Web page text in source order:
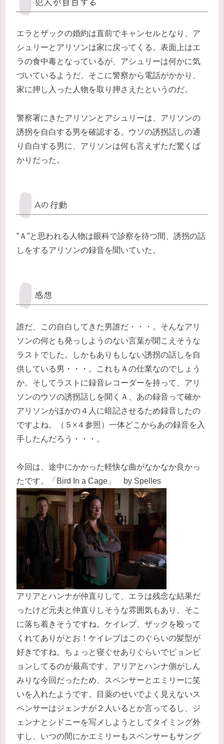
エラとザックの婚約は直前でキャンセルとなり、ア
シュリーとアリソンは家に戻ってくる。表面上はエ
ラの食中毒となっているが、アシュリーは何かに気
づいているようだ。そこに警察から電話がかかり、
家に押し入った人物を取り押さえたというのだ。
警察署にきたアリソンとアシュリーは、アリソンの
誘拐を自白する男を確認する。ウソの誘拐話しの通
り自白する男に、アリソンは何も言えずただ驚くば
かりだった。
Aの行動
”Ａ”と思われる人物は眼科で診察を待つ間、誘拐の話
しをするアリソンの録音を聞いていた。
感想
誰だ、この自白してきた男誰だ・・・。そんなアリ
ソンの何とも発っしようのない言葉が聞こえそうな
ラストでした。しかもありもしない誘拐の話しを自
供している男・・・。これもＡの仕業なのでしょう
か。そしてラストに録音レコーダーを持って、アリ
ソンのウソの誘拐話しを聞くＡ、あの録音って確か
アリソンがほかの４人に暗記させるため録音したの
ですよね。（５×４参照）一体どこからあの録音を入
手したんだろう・・・。
今回は、途中にかかった軽快な曲がなかなか良かっ
たです。「Bird In a Cage」 by Spelles
アリアとハンナが仲直りして、エラは残念な結果だ
ったけど元夫と仲直りしそうな雰囲気もあり、そこ
に落ち着きそうですね。ケイレブ、ザックを殴って
くれてありがとお！ケイレブはこのぐらいの髪型が
好きですね。ちょっと寝ぐせありぐらいでピョンピ
ョンしてるのが最高です。アリアとハンナ側がしん
みりな今回だったため、スペンサーとエミリーに笑
いを入れたようです。目薬のせいでよく見えないス
ペンサーはジェンナが２人いるとか言ってるし、ジ
ェンナとシドニーを写メしようとしてタイミング外
すし、いつの間にかエミリーもスペンサーもサング